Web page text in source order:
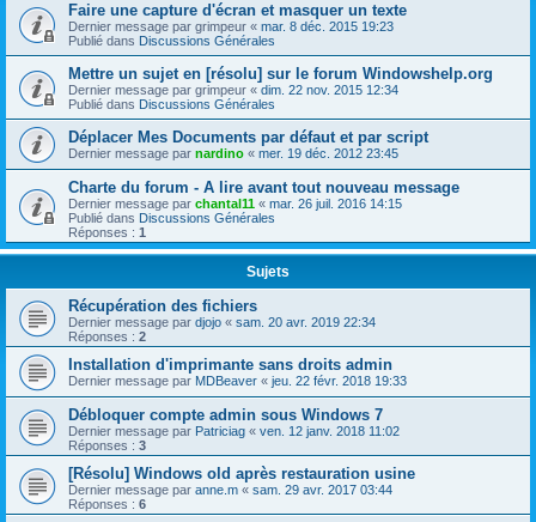
Faire une capture d'écran et masquer un texte
Dernier message par grimpeur « mar. 8 déc. 2015 19:23
Publié dans Discussions Générales
Mettre un sujet en [résolu] sur le forum Windowshelp.org
Dernier message par grimpeur « dim. 22 nov. 2015 12:34
Publié dans Discussions Générales
Déplacer Mes Documents par défaut et par script
Dernier message par nardino « mer. 19 déc. 2012 23:45
Charte du forum - A lire avant tout nouveau message
Dernier message par chantal11 « mar. 26 juil. 2016 14:15
Publié dans Discussions Générales
Réponses : 1
Sujets
Récupération des fichiers
Dernier message par djojo « sam. 20 avr. 2019 22:34
Réponses : 2
Installation d'imprimante sans droits admin
Dernier message par MDBeaver « jeu. 22 févr. 2018 19:33
Débloquer compte admin sous Windows 7
Dernier message par Patriciag « ven. 12 janv. 2018 11:02
Réponses : 3
[Résolu] Windows old après restauration usine
Dernier message par anne.m « sam. 29 avr. 2017 03:44
Réponses : 6